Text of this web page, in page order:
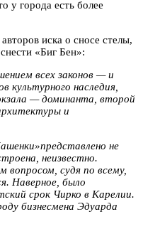
у города есть более
иска о сносе стелы,
«Биг Бен»:
всех законов — и
культурного наследия,
— доминанта, второй
и
не
неизвестно.
вопросом, судя по всему,
Наверное, было
срок Чирко в Карелии.
бизнесмена Эдуарда